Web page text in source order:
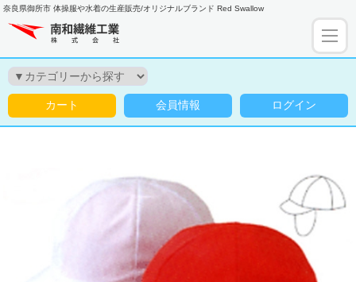
奈良県御所市 体操服や水着の生産販売/オリジナルブランド Red Swallow
カート 会員情報 ログイン